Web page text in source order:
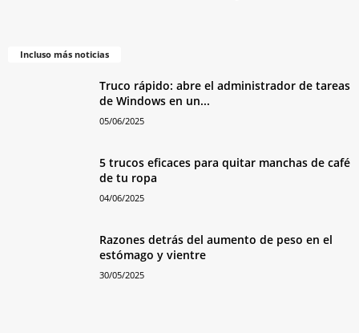
Incluso más noticias
Truco rápido: abre el administrador de tareas
de Windows en un...
05/06/2025
5 trucos eficaces para quitar manchas de café
de tu ropa
04/06/2025
Razones detrás del aumento de peso en el
estómago y vientre
30/05/2025